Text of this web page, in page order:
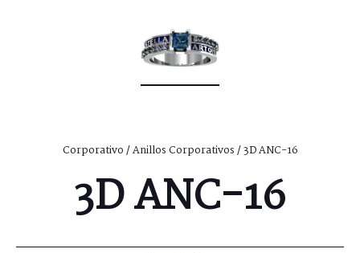
Corporativo/Anillos Corporativos/ 3D ANC-16
3D ANC-16